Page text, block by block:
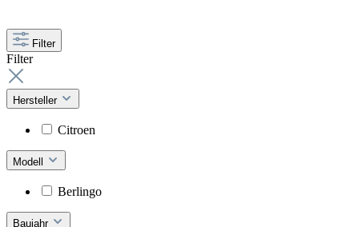
Filter
Filter
Hersteller
Citroen
Modell
Berlingo
Baujahr